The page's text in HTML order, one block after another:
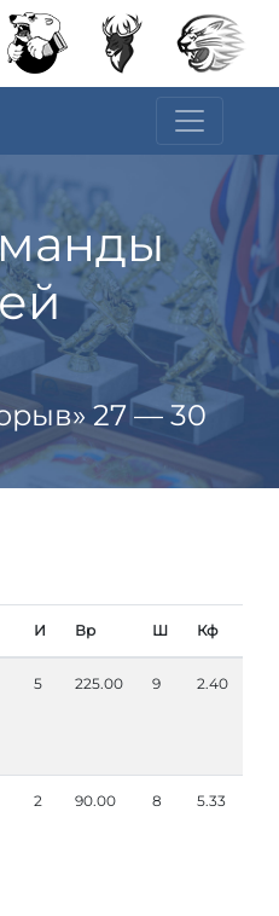
27 — 30
И Вр Ш Кф
5 225.00 9 2.40
2 90.00 8 5.33